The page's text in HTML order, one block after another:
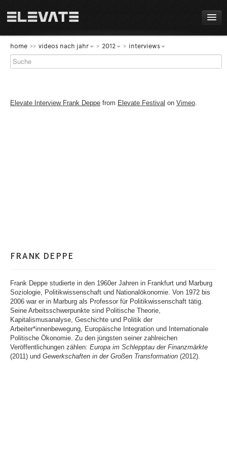
FESTIVAL
PROGRAMM
home videos nach jahr 2012 interviews
Elevate Interview Frank Deppe from Elevate Festival on Vimeo.
FRANK DEPPE
Frank Deppe studierte in den 1960er Jahren in Frankfurt und Marburg
Soziologie, Politikwissenschaft und Nationalökonomie. Von 1972 bis
2006 war er in Marburg als Professor für Politikwissenschaft tätig.
Seine Arbeitsschwerpunkte sind Politische Theorie,
Kapitalismusanalyse, Geschichte und Politik der
Arbeiter*innenbewegung, Europäische Integration und Internationale
Politische Ökonomie. Zu den jüngsten seiner zahlreichen
Veröffentlichungen zählen: Europa im Schlepptau der Finanzmärkte
(2011) und Gewerkschaften in der Großen Transformation (2012).